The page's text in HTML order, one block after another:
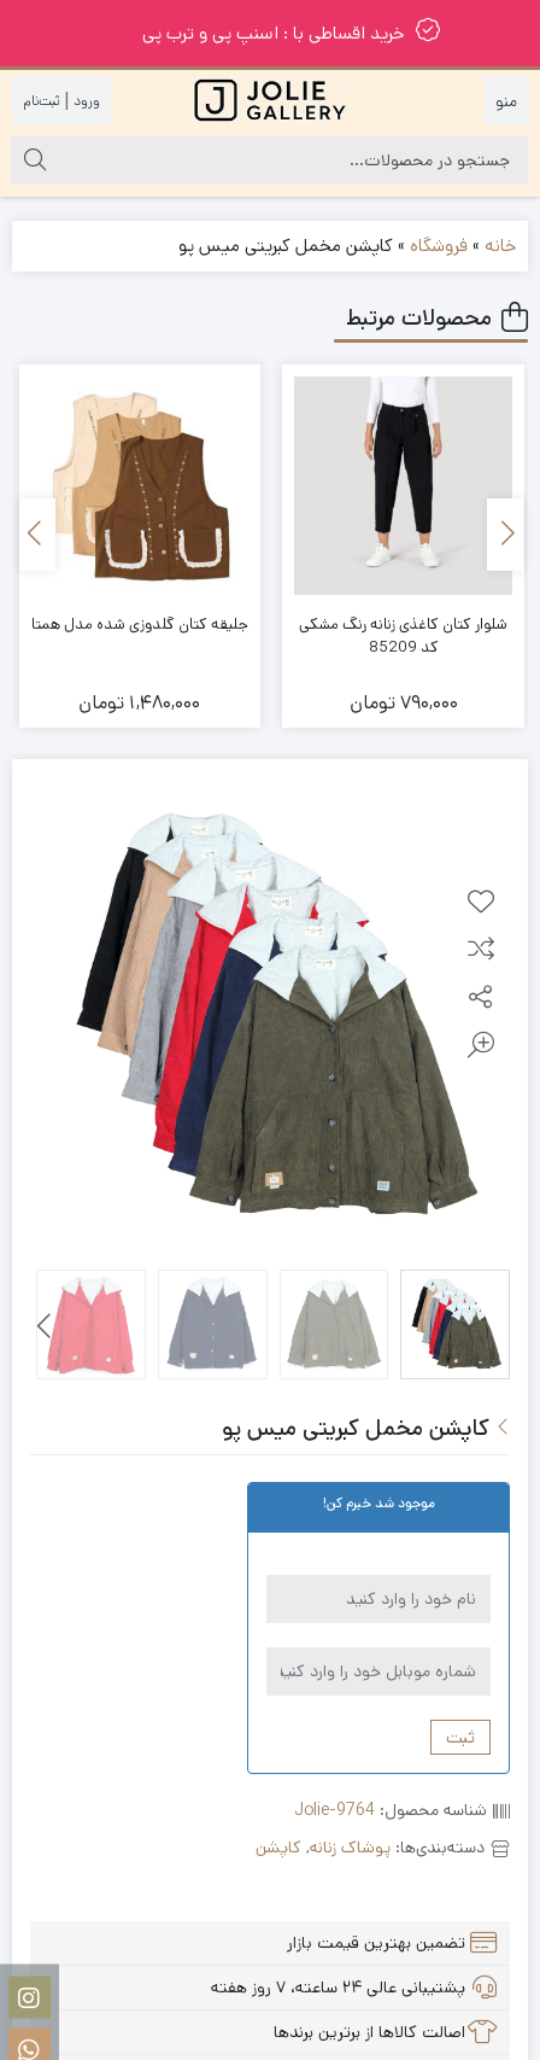
خرید اقساطی با : اسنپ پی و ترب پی
|
خانه »فروشگاه »کاپشن مخمل کبریتی میس پو
محصولات مرتبط
شلوار کتان کاغذی زنانه رنگ مشکی
کد 85209
790,000تومان
جلیقه کتان گلدوزی شده مدل همتا
1,480,000 تومان
کاپشن مخمل کبریتی میس پو
موجود شد خبرم کن!
ثبت
شناسه محصول: Jolie-9764
دسته‌بندی‌ها: پوشاک زنانه, کاپشن
تضمین بهترین قیمت بازار
پشتیبانی عالی ۲۴ ساعته، ۷ روز هفته
اصالت کالاها از برترین برندها